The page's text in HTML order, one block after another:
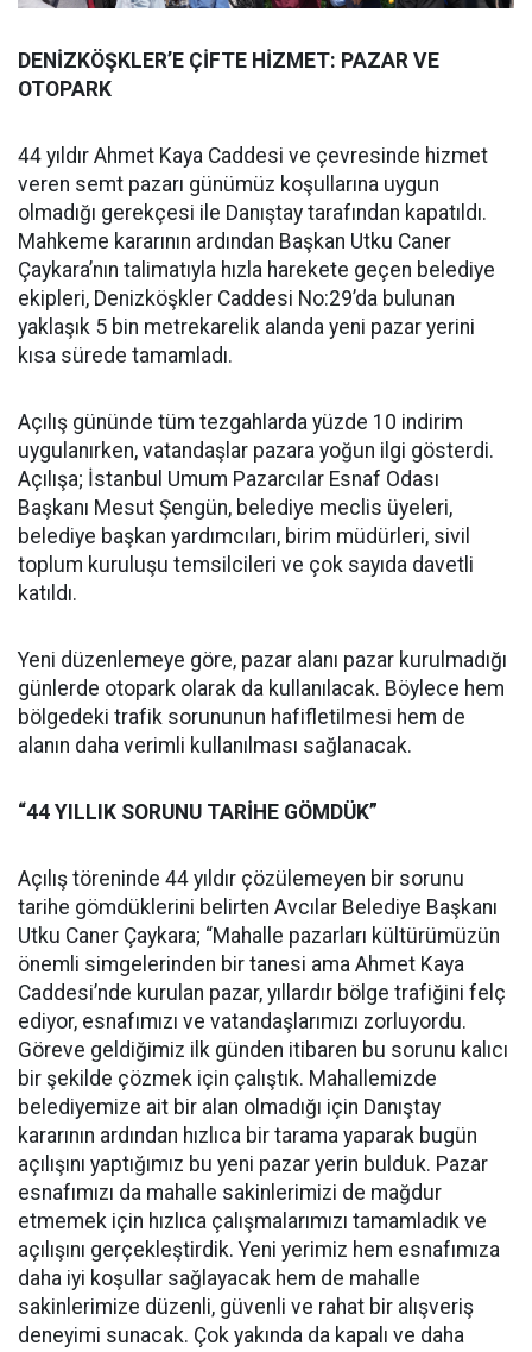
DENİZKÖŞKLER’E ÇİFTE HİZMET: PAZAR VE
OTOPARK
44 yıldır Ahmet Kaya Caddesi ve çevresinde hizmet
veren semt pazarı günümüz koşullarına uygun
olmadığı gerekçesi ile Danıştay tarafından kapatıldı.
Mahkeme kararının ardından Başkan Utku Caner
Çaykara’nın talimatıyla hızla harekete geçen belediye
ekipleri, Denizköşkler Caddesi No:29’da bulunan
yaklaşık 5 bin metrekarelik alanda yeni pazar yerini
kısa sürede tamamladı.
Açılış gününde tüm tezgahlarda yüzde 10 indirim
uygulanırken, vatandaşlar pazara yoğun ilgi gösterdi.
Açılışa; İstanbul Umum Pazarcılar Esnaf Odası
Başkanı Mesut Şengün, belediye meclis üyeleri,
belediye başkan yardımcıları, birim müdürleri, sivil
toplum kuruluşu temsilcileri ve çok sayıda davetli
katıldı.
Yeni düzenlemeye göre, pazar alanı pazar kurulmadığı
günlerde otopark olarak da kullanılacak. Böylece hem
bölgedeki trafik sorununun hafifletilmesi hem de
alanın daha verimli kullanılması sağlanacak.
“44 YILLIK SORUNU TARİHE GÖMDÜK”
Açılış töreninde 44 yıldır çözülemeyen bir sorunu
tarihe gömdüklerini belirten Avcılar Belediye Başkanı
Utku Caner Çaykara; “Mahalle pazarları kültürümüzün
önemli simgelerinden bir tanesi ama Ahmet Kaya
Caddesi’nde kurulan pazar, yıllardır bölge trafiğini felç
ediyor, esnafımızı ve vatandaşlarımızı zorluyordu.
Göreve geldiğimiz ilk günden itibaren bu sorunu kalıcı
bir şekilde çözmek için çalıştık. Mahallemizde
belediyemize ait bir alan olmadığı için Danıştay
kararının ardından hızlıca bir tarama yaparak bugün
açılışını yaptığımız bu yeni pazar yerin bulduk. Pazar
esnafımızı da mahalle sakinlerimizi de mağdur
etmemek için hızlıca çalışmalarımızı tamamladık ve
açılışını gerçekleştirdik. Yeni yerimiz hem esnafımıza
daha iyi koşullar sağlayacak hem de mahalle
sakinlerimize düzenli, güvenli ve rahat bir alışveriş
deneyimi sunacak. Çok yakında da kapalı ve daha